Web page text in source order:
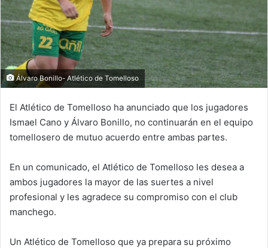
Álvaro Bonillo- Atlético de Tomelloso
El Atlético de Tomelloso ha anunciado que los jugadores
Ismael Cano y Álvaro Bonillo, no continuarán en el equipo
tomellosero de mutuo acuerdo entre ambas partes.
En un comunicado, el Atlético de Tomelloso les desea a
ambos jugadores la mayor de las suertes a nivel
profesional y les agradece su compromiso con el club
manchego.
Un Atlético de Tomelloso que ya prepara su próximo